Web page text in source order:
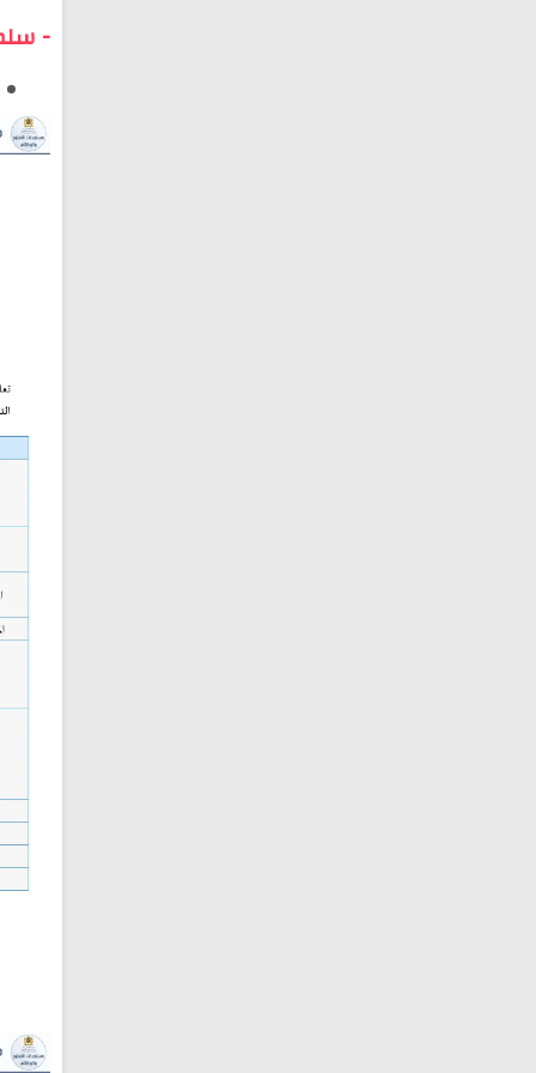
- سلم 11 | جامعة السلطان مولاي